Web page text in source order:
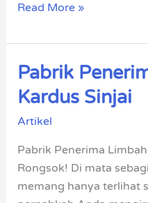
Read More »
Pabrik
Kardus Sinjai
Artikel
Pabrik Penerima
Rongsok! Di mata
memang hanya terlihat
Pabrik
Penerima
Limbah
Kardus